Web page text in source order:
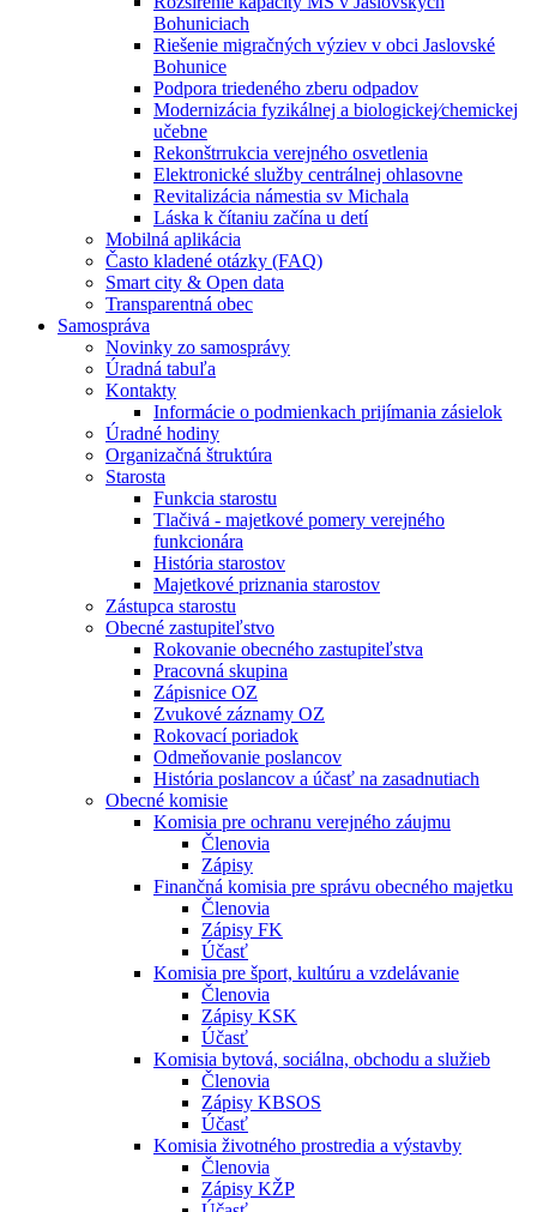
Bohuniciach
Riešenie migračných výziev v obci Jaslovské
Bohunice
Podpora triedeného zberu odpadov
Modernizácia fyzikálnej a biologickej⁄chemickej
učebne
Rekonštrrukcia verejného osvetlenia
Elektronické služby centrálnej ohlasovne
Revitalizácia námestia sv Michala
Láska k čítaniu začína u detí
Mobilná aplikácia
Často kladené otázky (FAQ)
Smart city & Open data
Transparentná obec
Samospráva
Novinky zo samosprávy
Úradná tabuľa
Kontakty
Informácie o podmienkach prijímania zásielok
Úradné hodiny
Organizačná štruktúra
Starosta
Funkcia starostu
Tlačivá - majetkové pomery verejného
funkcionára
História starostov
Majetkové priznania starostov
Zástupca starostu
Obecné zastupiteľstvo
Rokovanie obecného zastupiteľstva
Pracovná skupina
Zápisnice OZ
Zvukové záznamy OZ
Rokovací poriadok
Odmeňovanie poslancov
História poslancov a účasť na zasadnutiach
Obecné komisie
Komisia pre ochranu verejného záujmu
Členovia
Zápisy
Finančná komisia pre správu obecného majetku
Členovia
Zápisy FK
Účasť
Komisia pre šport, kultúru a vzdelávanie
Členovia
Zápisy KSK
Účasť
Komisia bytová, sociálna, obchodu a služieb
Členovia
Zápisy KBSOS
Účasť
Komisia životného prostredia a výstavby
Členovia
Zápisy KŽP